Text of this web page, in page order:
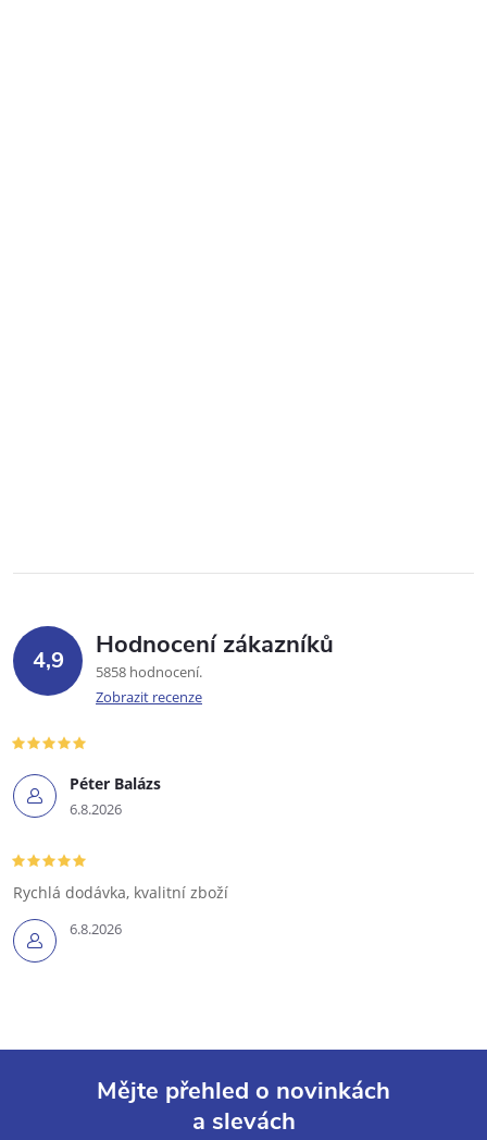
4,9 Hodnocení zákazníků
5858 hodnocení
Zobrazit recenze
Péter Balázs
6.8.2026
6.8.2026
Rychlá dodávka, kvalitní zboží
Mějte přehled o novinkách
a slevách